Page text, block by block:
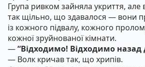
Група ривком зайняла укриття, але
так щільно, що здавалося — вони
із кожного підвалу, кожного
кожної зруйнованої кімнати.
—“Відходимо! Відходимо назад
— Волк кричав так, що хрипів.